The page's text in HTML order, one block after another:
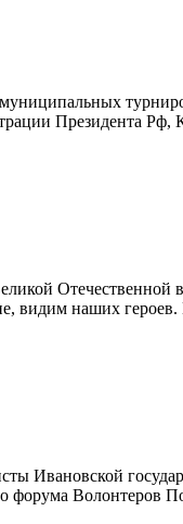
Президента
видим наших
Ивановской
форума Волонтеров